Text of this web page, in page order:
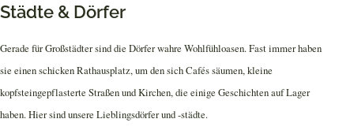
Städte & Dörfer
Gerade für Großstädter sind die Dörfer wahre Wohlfühloasen. Fast immer haben
sie einen schicken Rathausplatz, um den sich Cafés säumen, kleine
kopfsteingepflasterte Straßen und Kirchen, die einige Geschichten auf Lager
haben. Hier sind unsere Lieblingsdörfer und -städte.